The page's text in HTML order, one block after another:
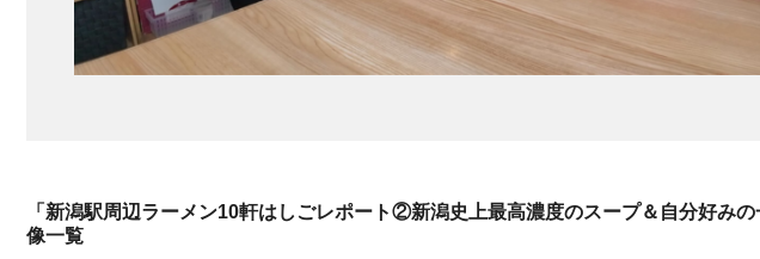
「新潟駅周辺ラーメン10軒はしごレポート②新潟史上最高濃度のスープ＆自分好み
像一覧